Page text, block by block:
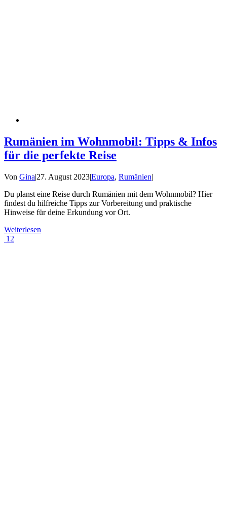
Rumänien im Wohnmobil: Tipps & Infos
für die perfekte Reise
Von Gina|27. August 2023|Europa, Rumänien|
Du planst eine Reise durch Rumänien mit dem Wohnmobil? Hier
findest du hilfreiche Tipps zur Vorbereitung und praktische
Hinweise für deine Erkundung vor Ort.
Weiterlesen
12